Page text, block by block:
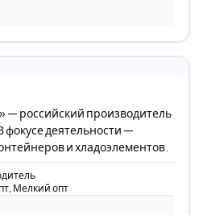
— российский производитель
деятельности —
и хладоэлементов.
Мелкий опт